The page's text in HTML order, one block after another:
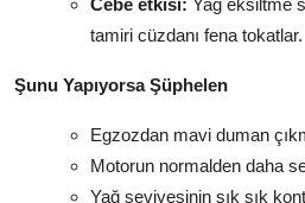
Cebe etkisi: Yağ eksiltme
tamiri cüzdanı fena tokatlar.
Şunu Yapıyorsa Şüphelen
Egzozdan mavi duman
Motorun normalden daha
Yağ seviyesinin sık sık